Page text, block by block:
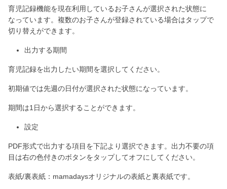
育児記録機能を現在利用しているお子さんが選択された状態に
なっています。複数のお子さんが登録されている場合はタップで
切り替えができます。
出力する期間
育児記録を出力したい期間を選択してください。
初期値では先週の日付が選択された状態になっています。
期間は1日から選択することができます。
設定
PDF形式で出力する項目を下記より選択できます。出力不要の項
目は右の色付きのボタンをタップしてオフにしてください。
表紙/裏表紙：mamadaysオリジナルの表紙と裏表紙です。